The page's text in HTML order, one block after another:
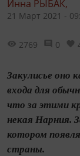
Инна РЫБАК,
21 Март 2021 -
2769 0
Закулисье оно
входа для
что за этими
некая Нарния.
котором
страны.